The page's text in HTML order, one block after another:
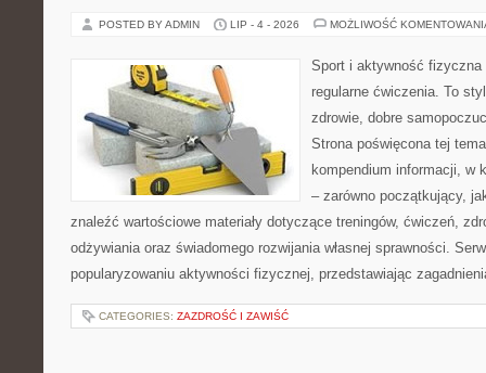
POSTED BY ADMIN LIP - 4 - 2026 MOŻLIWOŚĆ
Sport i aktywność
regularne ćwiczenia. To
zdrowie, dobre
Strona poświęcona tej
kompendium informacji, w
– zarówno początkujący,
znaleźć wartościowe materiały dotyczące treningów, ćwiczeń,
odżywiania oraz świadomego rozwijania własnej sprawności.
popularyzowaniu aktywności fizycznej, przedstawiając
CATEGORIES: ZAZDROŚĆ I ZAWIŚĆ